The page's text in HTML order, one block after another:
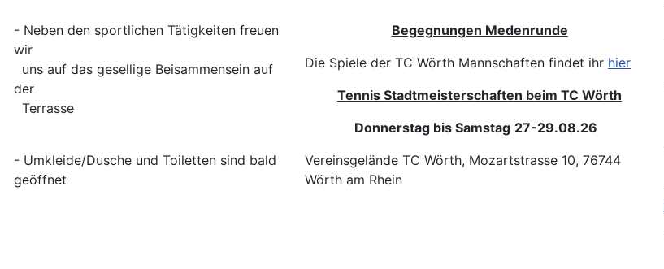
- Neben den sportlichen Tätigkeiten freuen
wir
uns auf das gesellige Beisammensein auf
der
Terrasse
- Umkleide/Dusche und Toiletten sind bald
geöffnet
Begegnungen Medenrunde
Die Spiele der TC Wörth Mannschaften findet ihr hier
Tennis Stadtmeisterschaften beim TC Wörth
Donnerstag bis Samstag 27-29.08.26
Vereinsgelände TC Wörth, Mozartstrasse 10, 76744
Wörth am Rhein